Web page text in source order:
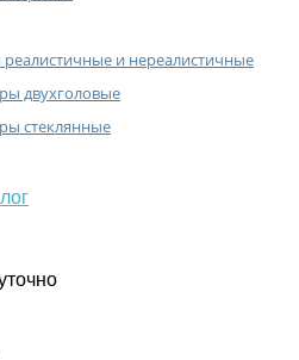
и нереалистичные
двухголовые
стеклянные